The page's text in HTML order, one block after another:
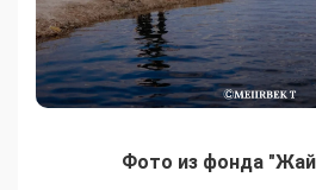
Фото из фонда